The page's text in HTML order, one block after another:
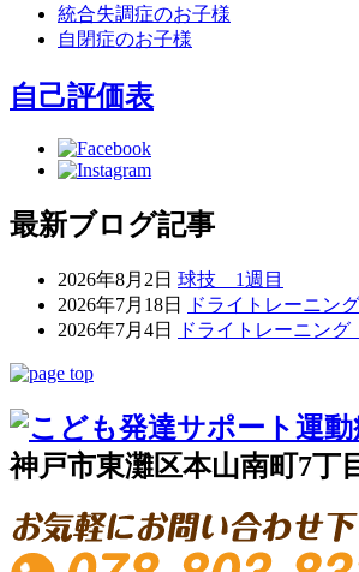
統合失調症のお子様
自閉症のお子様
自己評価表
最新ブログ記事
2026年8月2日 球技 1週目
2026年7月18日
ドライトレーニン
2026年7月4日
ドライトレーニン
神戸市東灘区本山南町7丁